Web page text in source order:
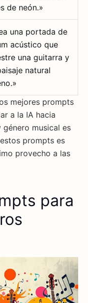
de neón.»
una portada de
acústico que
una guitarra y
natural
mejores prompts
a la IA hacia
musical es
prompts es
provecho a las
para